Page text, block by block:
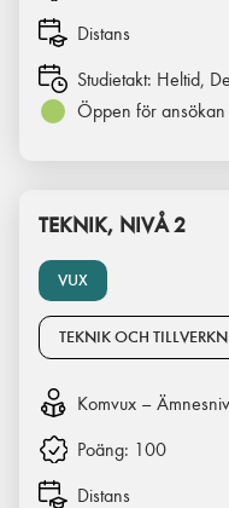
Distans
Studietakt: Heltid,
Öppen för ansökan
VUX
TEKNIK, NIVÅ 2
TEKNIK OCH
Komvux –
Poäng: 100
Distans